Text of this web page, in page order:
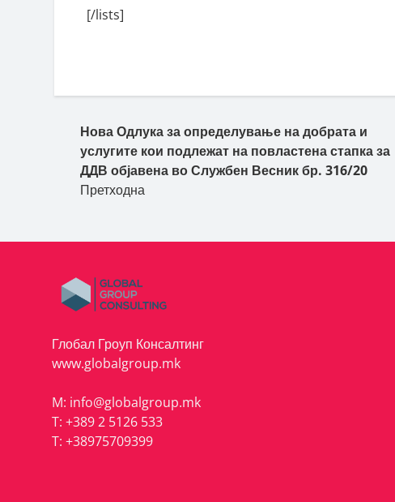
[/lists]
Нова Одлука за определување на добрата и
услугите кои подлежат на повластена стапка за
ДДВ објавена во Службен Весник бр. 316/20
Претходна
Глобал Гроуп Консалтинг
www.globalgroup.mk
M: info@globalgroup.mk
T: +389 2 5126 533
T: +38975709399